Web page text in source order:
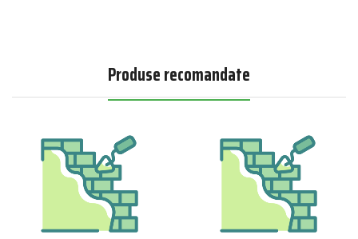
Produse recomandate